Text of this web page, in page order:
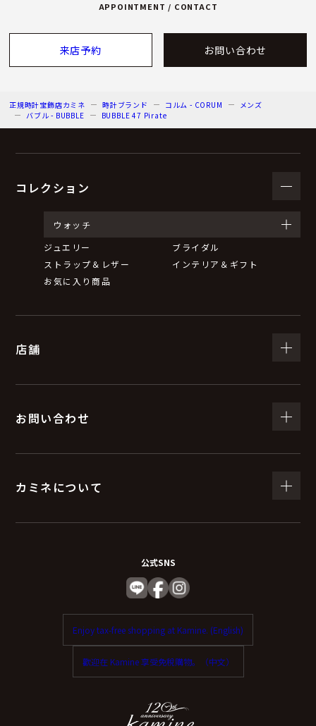
APPOINTMENT / CONTACT
来店予約 お問い合わせ
正規時計宝飾店カミネ 時計ブランド コルム - CORUM
メンズ
バブル - BUBBLE
BUBBLE 47 Pirate
コレクション
ウォッチ
ジュエリー
ブライダル
ストラップ＆レザー
インテリア＆ギフト
お気に入り商品
店舗
お問い合わせ
カミネについて
公式SNS
Enjoy tax-free shopping at Kamine. (English)
歡迎在 Kamine 享受免稅購物。（中文）